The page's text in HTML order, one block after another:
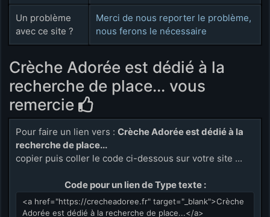
Un problème
avec ce site ?
Merci de nous reporter le problème,
nous ferons le nécessaire
Crèche Adorée est dédié à la
recherche de place... vous
remercie
Pour faire un lien vers :Crèche Adorée est dédié à la
recherche de place...
copier puis coller le code ci-dessous sur votre site ...
Code pour un lien de Type texte :